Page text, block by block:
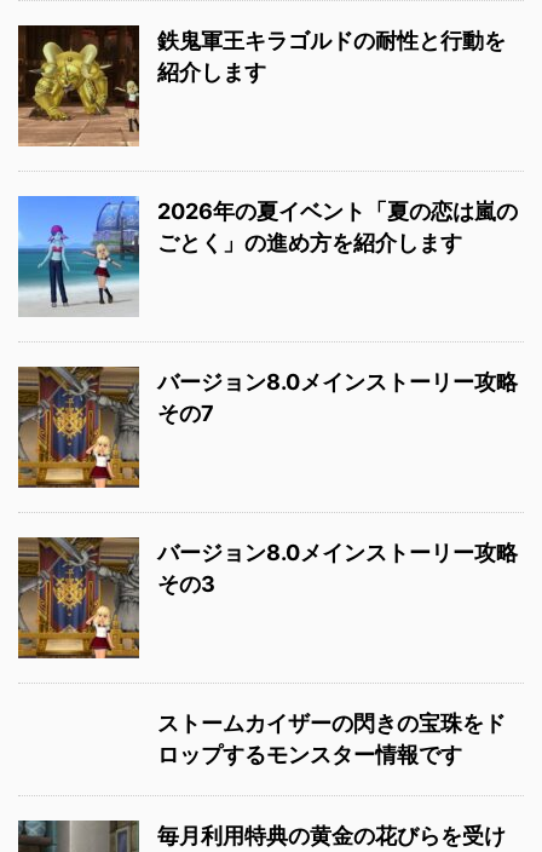
鉄鬼軍王キラゴルドの耐性と行動を
紹介します
2026年の夏イベント「夏の恋は嵐の
ごとく」の進め方を紹介します
バージョン8.0メインストーリー攻略
その7
バージョン8.0メインストーリー攻略
その3
ストームカイザーの閃きの宝珠をド
ロップするモンスター情報です
毎月利用特典の黄金の花びらを受け